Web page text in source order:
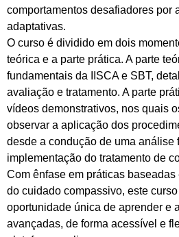
comportamentos desafiadores por
adaptativas.
O curso é dividido em dois
teórica e a parte prática. A parte
fundamentais da IISCA e SBT,
avaliação e tratamento. A parte
vídeos demonstrativos, nos quais
observar a aplicação dos
desde a condução de uma análise
implementação do tratamento de
Com ênfase em práticas
do cuidado compassivo, este
oportunidade única de aprender e
avançadas, de forma acessível e